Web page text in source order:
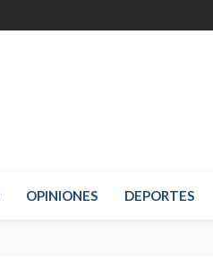
OPINIONES DEPORTES